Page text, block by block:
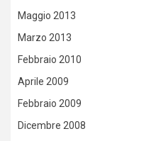
Maggio 2013
Marzo 2013
Febbraio 2010
Aprile 2009
Febbraio 2009
Dicembre 2008